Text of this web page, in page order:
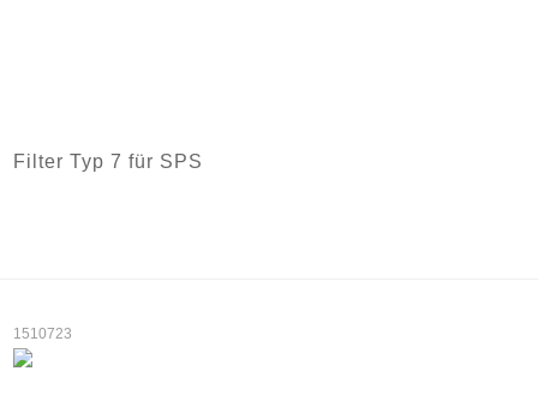
Filter Typ 7 für SPS
1510723